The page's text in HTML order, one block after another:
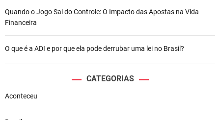
Quando o Jogo Sai do Controle: O Impacto das Apostas na Vida
Financeira
O que é a ADI e por que ela pode derrubar uma lei no Brasil?
CATEGORIAS
Aconteceu